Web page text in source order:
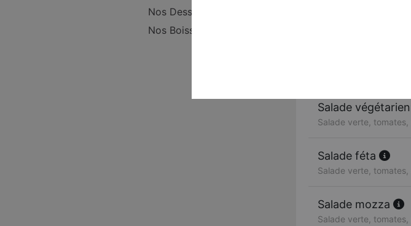
Nos Desserts
Nos Boissons
Salade
Salade verte,
Salade féta
Salade verte,
Salade mozza
Salade verte,